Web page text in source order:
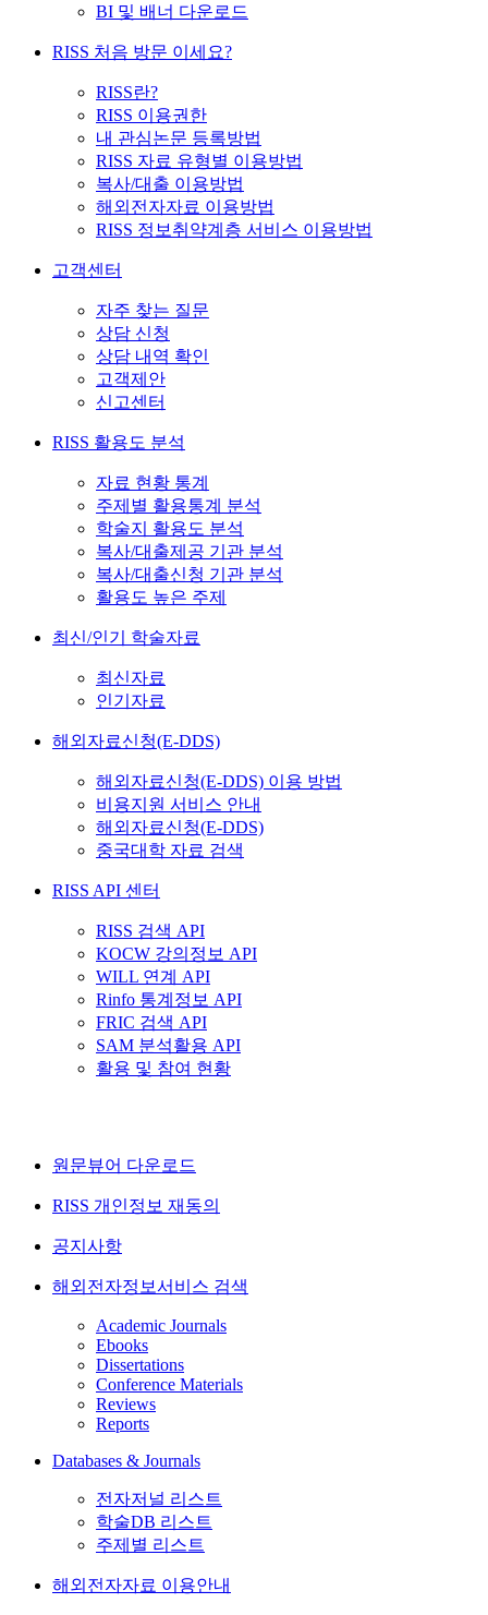
BI 및 배너 다운로드
RISS 처음 방문 이세요?
RISS란?
RISS 이용권한
내 관심논문 등록방법
RISS 자료 유형별 이용방법
복사/대출 이용방법
해외전자자료 이용방법
RISS 정보취약계층 서비스 이용방법
고객센터
자주 찾는 질문
상담 신청
상담 내역 확인
고객제안
신고센터
RISS 활용도 분석
자료 현황 통계
주제별 활용통계 분석
학술지 활용도 분석
복사/대출제공 기관 분석
복사/대출신청 기관 분석
활용도 높은 주제
최신/인기 학술자료
최신자료
인기자료
해외자료신청(E-DDS)
해외자료신청(E-DDS) 이용 방법
비용지원 서비스 안내
해외자료신청(E-DDS)
중국대학 자료 검색
RISS API 센터
RISS 검색 API
KOCW 강의정보 API
WILL 연계 API
Rinfo 통계정보 API
FRIC 검색 API
SAM 분석활용 API
활용 및 참여 현황
원문뷰어 다운로드
RISS 개인정보 재동의
공지사항
해외전자정보서비스 검색
Academic Journals
Ebooks
Dissertations
Conference Materials
Reviews
Reports
Databases & Journals
전자저널 리스트
학술DB 리스트
주제별 리스트
해외전자자료 이용안내